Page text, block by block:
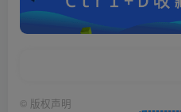
© 版权声明